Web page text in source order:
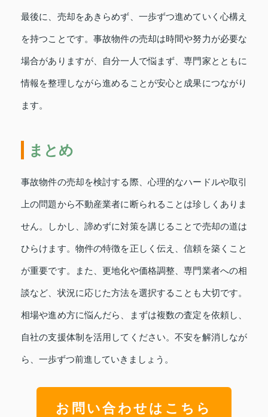
最後に、売却をあきらめず、一歩ずつ進めていく心構え
を持つことです。事故物件の売却は時間や努力が必要な
場合がありますが、自分一人で悩まず、専門家とともに
情報を整理しながら進めることが安心と成果につながり
ます。
まとめ
事故物件の売却を検討する際、心理的なハードルや取引
上の問題から不動産業者に断られることは珍しくありま
せん。しかし、諦めずに対策を講じることで売却の道は
ひらけます。物件の特徴を正しく伝え、信頼を築くこと
が重要です。また、更地化や価格調整、専門業者への相
談など、状況に応じた方法を選択することも大切です。
相場や進め方に悩んだら、まずは複数の査定を依頼し、
自社の支援体制を活用してください。不安を解消しなが
ら、一歩ずつ前進していきましょう。
お問い合わせはこちら